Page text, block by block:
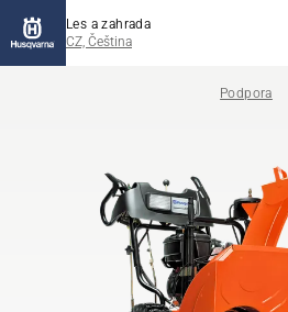
Les a zahrada
CZ, Čeština
Podpora